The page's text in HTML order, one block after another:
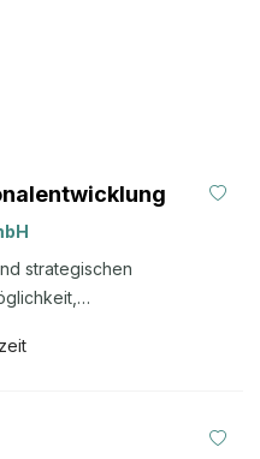
strategischen
zur
und großem